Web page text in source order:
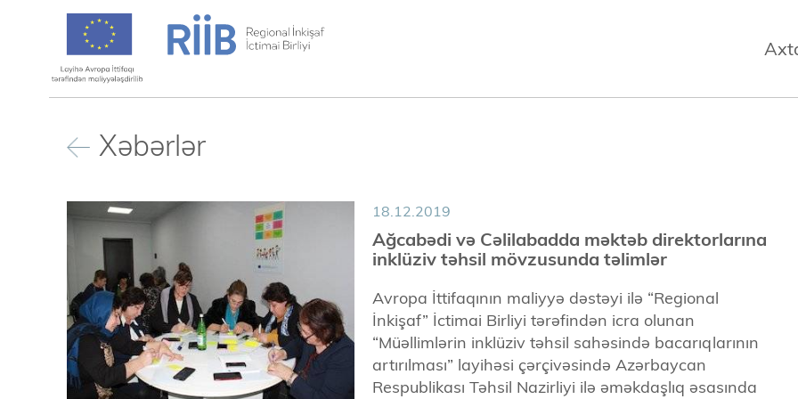
Xəbərlər
18.12.2019
Ağcabədi və Cəlilabadda məktəb direktorlarına
inklüziv təhsil mövzusunda təlimlər
Avropa İttifaqının maliyyə dəstəyi ilə “Regional
İnkişaf” İctimai Birliyi tərəfindən icra olunan
“Müəllimlərin inklüziv təhsil sahəsində bacarıqlarının
artırılması” layihəsi çərçivəsində Azərbaycan
Respublikası Təhsil Nazirliyi ilə əməkdaşlıq əsasında